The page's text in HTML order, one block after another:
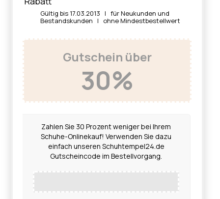
Gültig bis 17.03.2013 | für Neukunden und
Bestandskunden | ohne Mindestbestellwert
Gutschein über
30%
Zahlen Sie 30 Prozent weniger bei Ihrem
Schuhe-Onlinekauf! Verwenden Sie dazu
einfach unseren Schuhtempel24.de
Gutscheincode im Bestellvorgang.